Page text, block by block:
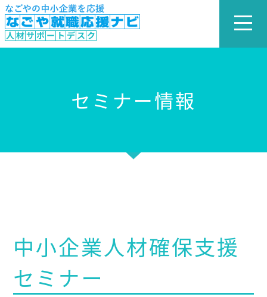
セミナー情報
中小企業人材確保支援
セミナー